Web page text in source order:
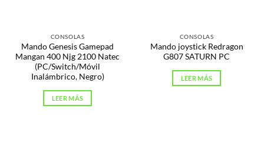
CONSOLAS
Mando Genesis Gamepad
Mangan 400 Njg 2100 Natec
(PC/Switch/Móvil
Inalámbrico, Negro)
LEER MÁS
CONSOLAS
Mando joystick Redragon
G807 SATURN PC
LEER MÁS